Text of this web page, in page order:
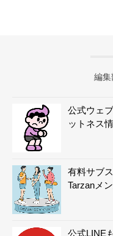
編集
公式ウェ
ットネス
有料サブ
Tarzanメ
公式LINE